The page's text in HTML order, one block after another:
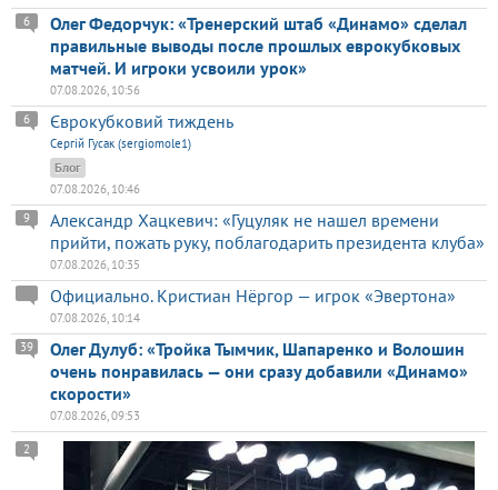
Олег Федорчук: «Тренерский штаб «Динамо» сделал
правильные выводы после прошлых еврокубковых
матчей. И игроки усвоили урок»
6
07.08.2026, 10:56
Єврокубковий тиждень
6
Сергій Гусак (sergiomole1)
Блог
07.08.2026, 10:46
Александр Хацкевич: «Гуцуляк не нашел времени
прийти, пожать руку, поблагодарить президента клуба»
9
07.08.2026, 10:35
Официально. Кристиан Нёргор — игрок «Эвертона»
07.08.2026, 10:14
Олег Дулуб: «Тройка Тымчик, Шапаренко и Волошин
очень понравилась — они сразу добавили «Динамо»
скорости»
39
07.08.2026, 09:53
2